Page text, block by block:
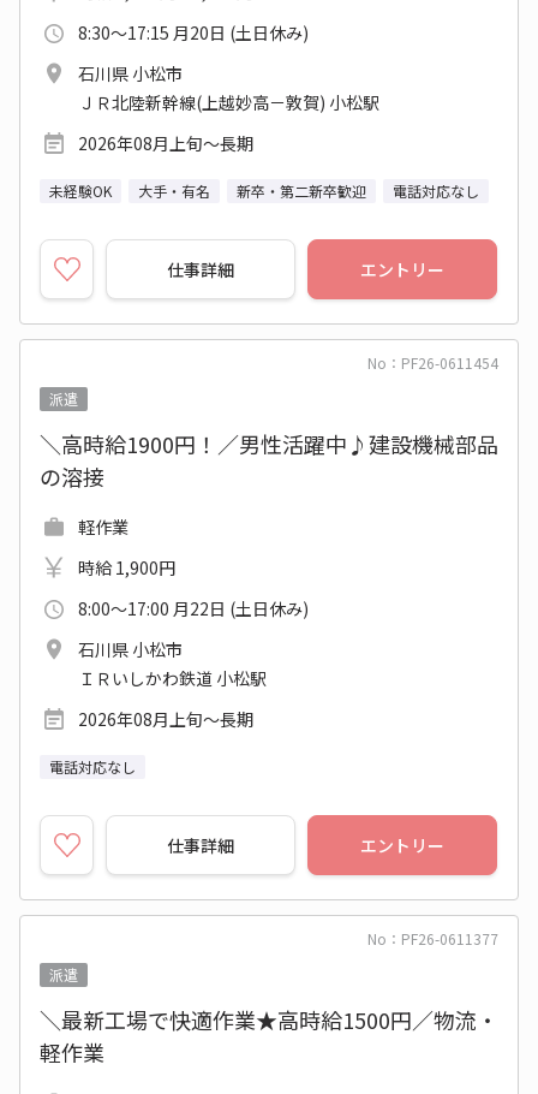
8:30～17:15 月20日 (土日休み)
石川県 小松市
ＪＲ北陸新幹線(上越妙高－敦賀) 小松駅
2026年08月上旬～長期
未経験OK 大手・有名 新卒・第二新卒歓迎 電話対応なし
仕事詳細 エントリー
No：PF26-0611454
派遣
＼高時給1900円！／男性活躍中♪建設機械部品
の溶接
軽作業
時給 1,900円
8:00～17:00 月22日 (土日休み)
石川県 小松市
ＩＲいしかわ鉄道 小松駅
2026年08月上旬～長期
電話対応なし
仕事詳細 エントリー
No：PF26-0611377
派遣
＼最新工場で快適作業★高時給1500円／物流・
軽作業